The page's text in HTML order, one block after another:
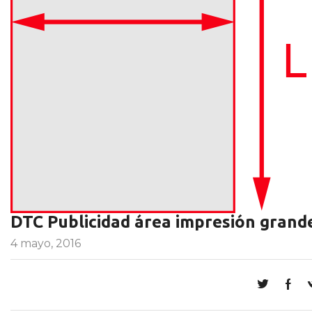
DTC Publicidad área impresión
4 mayo, 2016